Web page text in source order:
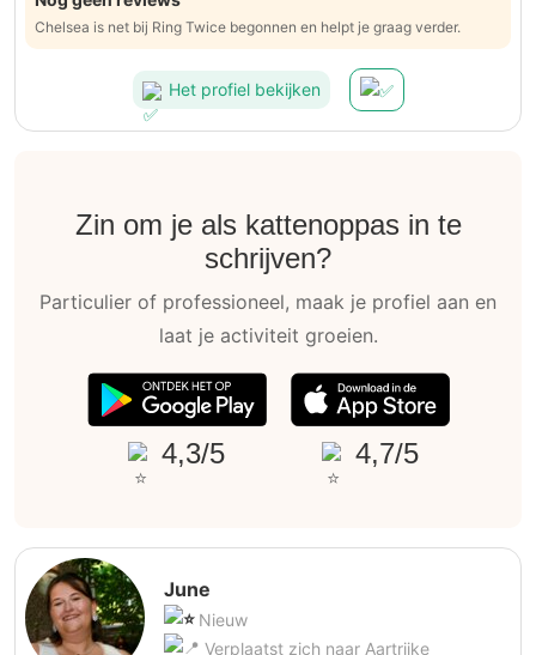
Chelsea is net bij Ring Twice begonnen en helpt je graag verder.
Het profiel bekijken
Zin om je als kattenoppas in te
schrijven?
Particulier of professioneel, maak je profiel aan en
laat je activiteit groeien.
4,3/5 4,7/5
June
Nieuw
Verplaatst zich naar Aartrijke